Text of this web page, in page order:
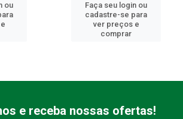
ou
Faça seu login ou
cadastre-se para
ver preços e
comprar
e receba nossas ofertas!